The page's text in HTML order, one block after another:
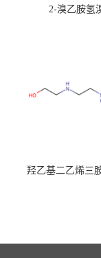
2-溴乙胺氢
羟乙基二乙烯三